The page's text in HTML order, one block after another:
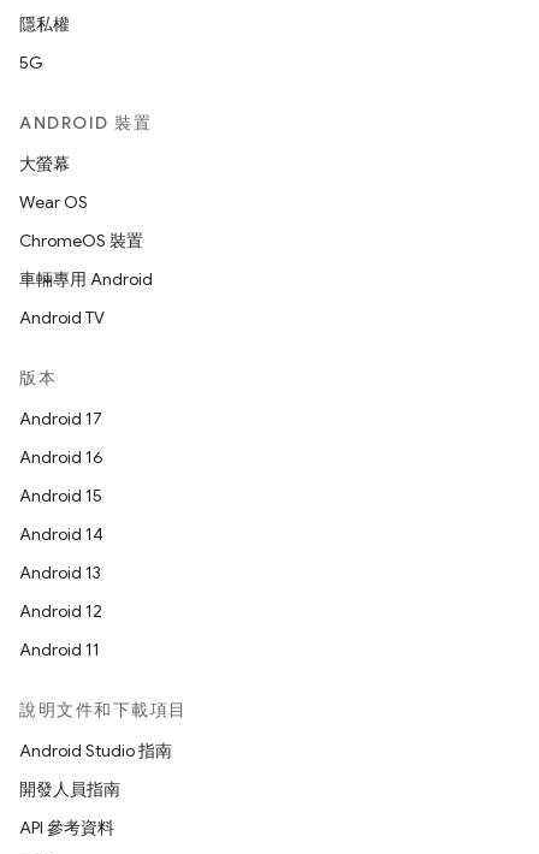
隱私權
5G
ANDROID 裝置
大螢幕
Wear OS
ChromeOS 裝置
車輛專用 Android
Android TV
版本
Android 17
Android 16
Android 15
Android 14
Android 13
Android 12
Android 11
說明文件和下載項目
Android Studio 指南
開發人員指南
API 參考資料